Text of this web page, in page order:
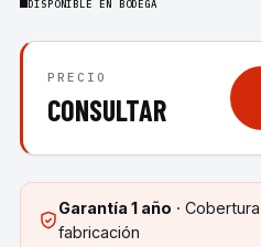
DISPONIBLE EN BODEGA
PRECIO
CONSULTAR
Garantía 1 año ·
fabricación